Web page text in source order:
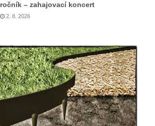
ročník – zahajovací koncert
2. 8. 2026